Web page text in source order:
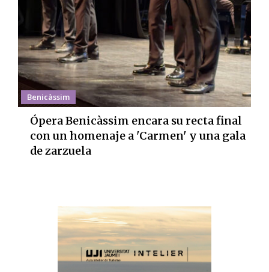
Benicàssim
Ópera Benicàssim encara su recta final
con un homenaje a 'Carmen' y una gala
de zarzuela